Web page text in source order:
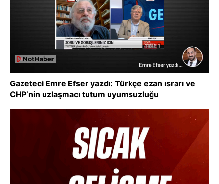
Gazeteci Emre Efser yazdı: Türkçe ezan ısrarı ve
CHP’nin uzlaşmacı tutum uyumsuzluğu